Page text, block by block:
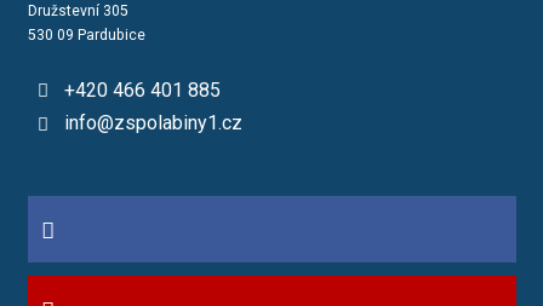
Družstevní 305
530 09 Pardubice
+420 466 401 885
info@zspolabiny1.cz